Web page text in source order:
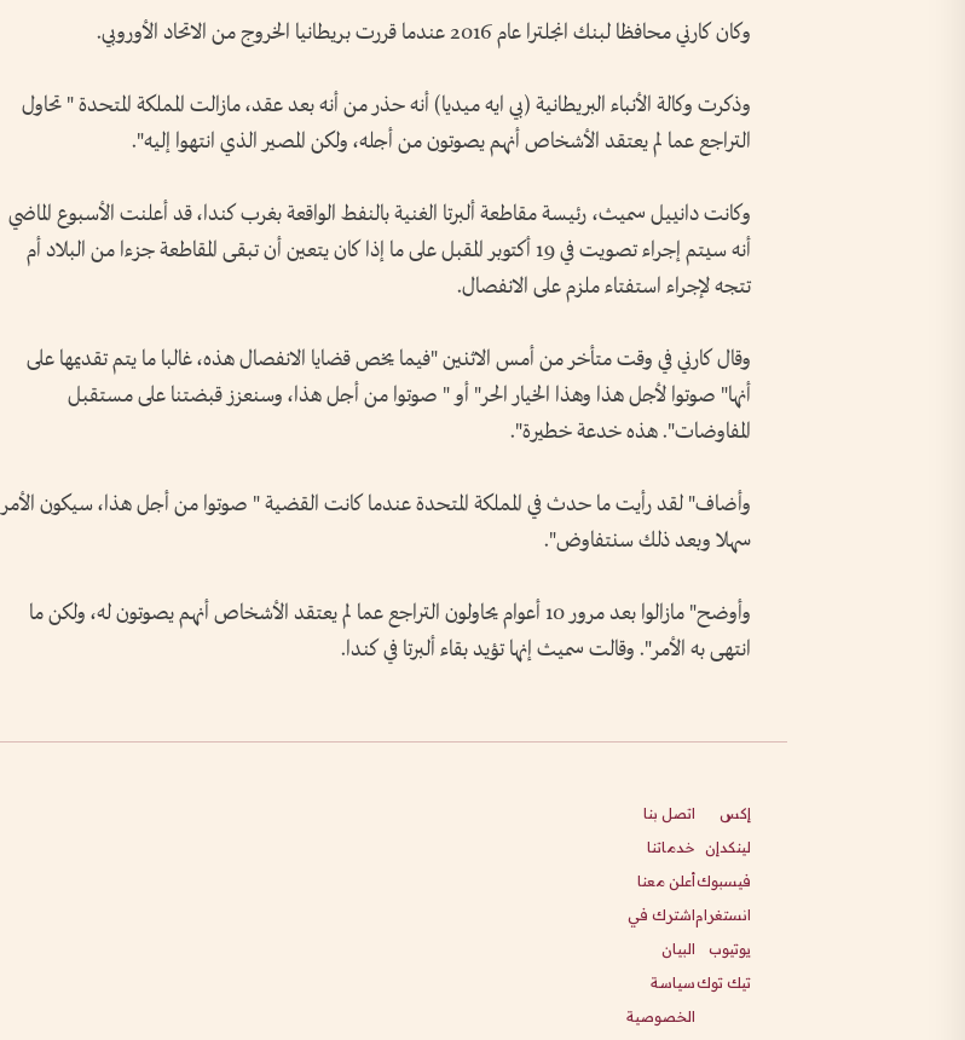
وكان كارني محافظا لبنك انجلترا عام 2016 عندما قررت بريطانيا الخروج من الاتحاد الأوروبي.
وذكرت وكالة الأنباء البريطانية (بي ايه ميديا) أنه حذر من أنه بعد عقد، مازالت المملكة المتحدة " تحاول
التراجع عما لم يعتقد الأشخاص أنهم يصوتون من أجله، ولكن المصير الذي انتهوا إليه".
وكانت دانييل سميث، رئيسة مقاطعة ألبرتا الغنية بالنفط الواقعة بغرب كندا، قد أعلنت الأسبوع الماضي
أنه سيتم إجراء تصويت في 19 أكتوبر المقبل على ما إذا كان يتعين أن تبقى المقاطعة جزءا من البلاد أم
تتجه لإجراء استفتاء ملزم على الانفصال.
وقال كارني في وقت متأخر من أمس الاثنين "فيما يخص قضايا الانفصال هذه، غالبا ما يتم تقديمها على
أنها" صوتوا لأجل هذا وهذا الخيار الحر" أو " صوتوا من أجل هذا، وسنعزز قبضتنا على مستقبل
المفاوضات". هذه خدعة خطيرة".
وأضاف" لقد رأيت ما حدث في المملكة المتحدة عندما كانت القضية " صوتوا من أجل هذا، سيكون الأمر
سهلا وبعد ذلك سنتفاوض".
وأوضح" مازالوا بعد مرور 10 أعوام يحاولون التراجع عما لم يعتقد الأشخاص أنهم يصوتون له، ولكن ما
انتهى به الأمر". وقالت سميث إنها تؤيد بقاء ألبرتا في كندا.
إكس
لينكدإن
فيسبوك
انستغرام
يوتيوب
تيك توك
اتصل بنا
خدماتنا
أعلن معنا
اشترك في
البيان
سياسة
الخصوصية